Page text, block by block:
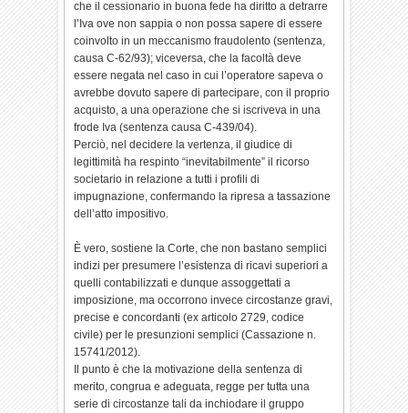
che il cessionario in buona fede ha diritto a detrarre
l’Iva ove non sappia o non possa sapere di essere
coinvolto in un meccanismo fraudolento (sentenza,
causa C-62/93); viceversa, che la facoltà deve
essere negata nel caso in cui l’operatore sapeva o
avrebbe dovuto sapere di partecipare, con il proprio
acquisto, a una operazione che si iscriveva in una
frode Iva (sentenza causa C-439/04).
Perciò, nel decidere la vertenza, il giudice di
legittimità ha respinto “inevitabilmente” il ricorso
societario in relazione a tutti i profili di
impugnazione, confermando la ripresa a tassazione
dell’atto impositivo.
È vero, sostiene la Corte, che non bastano semplici
indizi per presumere l’esistenza di ricavi superiori a
quelli contabilizzati e dunque assoggettati a
imposizione, ma occorrono invece circostanze gravi,
precise e concordanti (ex articolo 2729, codice
civile) per le presunzioni semplici (Cassazione n.
15741/2012).
Il punto è che la motivazione della sentenza di
merito, congrua e adeguata, regge per tutta una
serie di circostanze tali da inchiodare il gruppo